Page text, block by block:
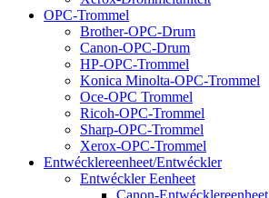
OPC-Trommel
Brother-OPC-Drum
Canon-OPC-Drum
HP-OPC-Trommel
Konica Minolta-OPC-Trommel
Oce-OPC Trommel
Ricoh-OPC-Trommel
Sharp-OPC-Trommel
Xerox-OPC-Trommel
Entwécklereenheet/Entwéckler
Entwéckler Eenheet
Canon-Entwécklereenheet